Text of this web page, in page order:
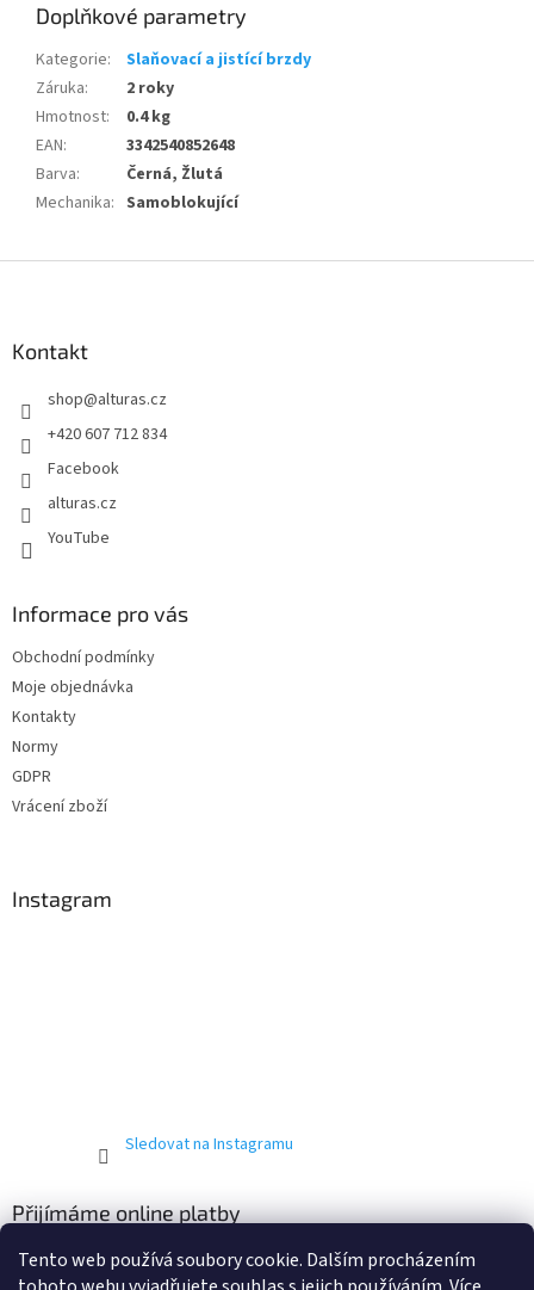
Tento web používá soubory cookie. Dalším procházením
Doplňkové parametry
Kategorie:
Slaňovací a jistící brzdy
Záruka:
2 roky
Hmotnost:
0.4 kg
EAN:
3342540852648
Barva:
Černá, Žlutá
Mechanika: Samoblokující
Kontakt
shop@alturas.cz
+420 607 712 834
Facebook
alturas.cz
YouTube
Informace pro vás
Obchodní podmínky
Moje objednávka
Kontakty
Normy
GDPR
Vrácení zboží
Instagram
Sledovat na Instagramu
Přijímáme online platby